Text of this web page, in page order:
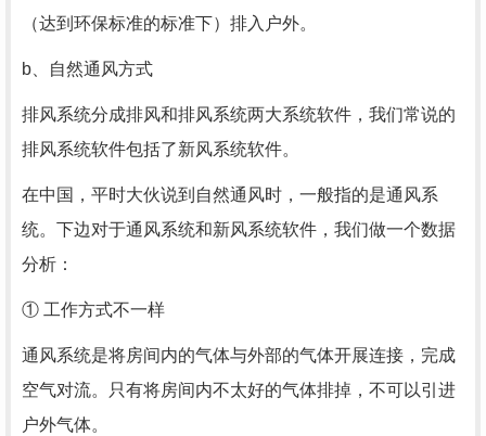
（达到环保标准的标准下）排入户外。
b、自然通风方式
排风系统分成排风和排风系统两大系统软件，我们常说的
排风系统软件包括了新风系统软件。
在中国，平时大伙说到自然通风时，一般指的是通风系
统。下边对于通风系统和新风系统软件，我们做一个数据
分析：
① 工作方式不一样
通风系统是将房间内的气体与外部的气体开展连接，完成
空气对流。只有将房间内不太好的气体排掉，不可以引进
户外气体。